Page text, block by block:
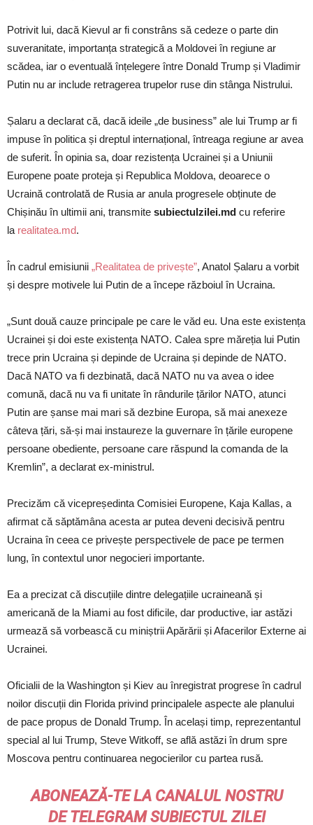
Potrivit lui, dacă Kievul ar fi constrâns să cedeze o parte din
suveranitate, importanța strategică a Moldovei în regiune ar
scădea, iar o eventuală înțelegere între Donald Trump și Vladimir
Putin nu ar include retragerea trupelor ruse din stânga Nistrului.
Șalaru a declarat că, dacă ideile „de business” ale lui Trump ar fi
impuse în politica și dreptul internațional, întreaga regiune ar avea
de suferit. În opinia sa, doar rezistența Ucrainei și a Uniunii
Europene poate proteja și Republica Moldova, deoarece o
Ucraină controlată de Rusia ar anula progresele obținute de
Chișinău în ultimii ani, transmite subiectulzilei.md cu referire
la realitatea.md.
În cadrul emisiunii „Realitatea de privește”, Anatol Șalaru a vorbit
și despre motivele lui Putin de a începe războiul în Ucraina.
„Sunt două cauze principale pe care le văd eu. Una este existența
Ucrainei și doi este existența NATO. Calea spre măreția lui Putin
trece prin Ucraina și depinde de Ucraina și depinde de NATO.
Dacă NATO va fi dezbinată, dacă NATO nu va avea o idee
comună, dacă nu va fi unitate în rândurile țărilor NATO, atunci
Putin are șanse mai mari să dezbine Europa, să mai anexeze
câteva țări, să-și mai instaureze la guvernare în țările europene
persoane obediente, persoane care răspund la comanda de la
Kremlin”, a declarat ex-ministrul.
Precizăm că vicepreședinta Comisiei Europene, Kaja Kallas, a
afirmat că săptămâna acesta ar putea deveni decisivă pentru
Ucraina în ceea ce privește perspectivele de pace pe termen
lung, în contextul unor negocieri importante.
Ea a precizat că discuțiile dintre delegațiile ucraineană și
americană de la Miami au fost dificile, dar productive, iar astăzi
urmează să vorbească cu miniștrii Apărării și Afacerilor Externe ai
Ucrainei.
Oficialii de la Washington și Kiev au înregistrat progrese în cadrul
noilor discuții din Florida privind principalele aspecte ale planului
de pace propus de Donald Trump. În același timp, reprezentantul
special al lui Trump, Steve Witkoff, se află astăzi în drum spre
Moscova pentru continuarea negocierilor cu partea rusă.
ABONEAZĂ-TE LA CANALUL NOSTRU
DETELEGRAMSUBIECTUL ZILEI